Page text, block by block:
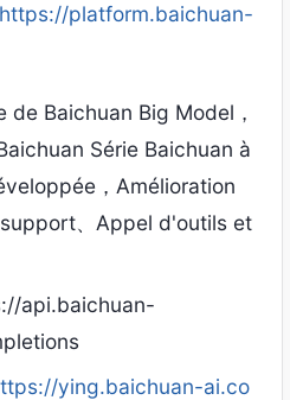
https://platform.baichuan-
Baichuan Big Model，
Série Baichuan à
，Amélioration
、Appel d'outils et
api.baichuan-
ying.baichuan-ai.co